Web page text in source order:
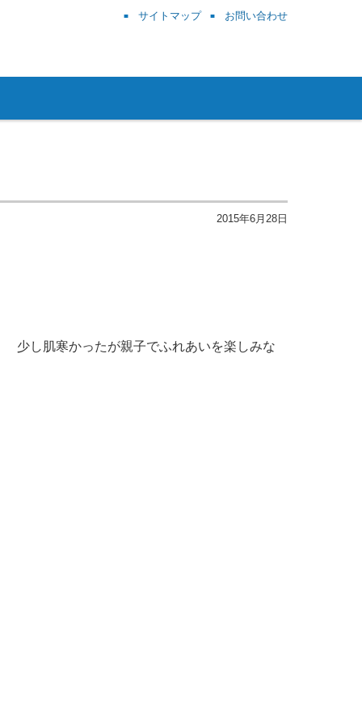
サイトマップ お問い合わせ
2015年6月28日
少し肌寒かったが親子でふれあいを楽しみな